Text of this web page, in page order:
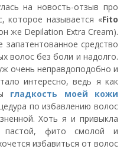
на новость-отзыв про
которое называется «Fito
же Depilation Extra Cream).
запатентованное средство
волос без боли и надолго.
очень неправдоподобно и
интересно, ведь я как
гладкость моей кожи
по избавлению волос
Хоть я и привыкла
пастой, фито смолой и
избавиться от волос